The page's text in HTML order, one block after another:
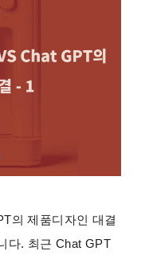
의 제품디자인 대결
다. 최근 Chat GPT